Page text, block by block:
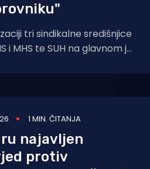
tri sindikalne središnjice
i MHS te SUH na glavnom je
1 MIN. ČITANJA
najavljen
protiv